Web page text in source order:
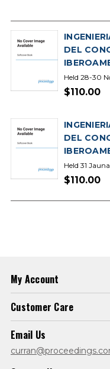
DEL
Held 28-30
$110.00
DEL
Held 31
$110.00
My Account
Customer Care
Email Us